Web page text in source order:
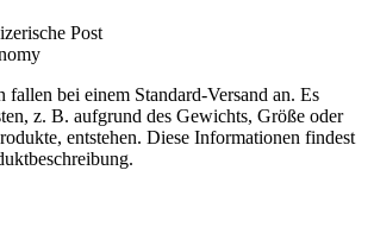
fallen bei einem Standard-Versand an. Es
z. B. aufgrund des Gewichts, Größe oder
entstehen. Diese Informationen findest